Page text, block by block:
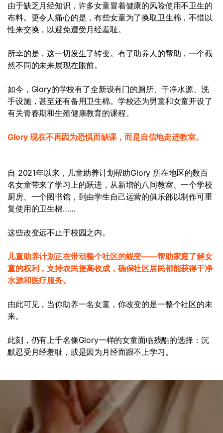
由于缺乏月经知识，许多女童冒着健康的风险使用不卫生的
布料。更令人痛心的是，有些女童为了换取卫生棉，不惜以
性来交换，以避免遭受月经羞耻。
所幸的是，这一切发生了转变。有了助养人的帮助，一个截
然不同的未来展现在眼前。
如今，Glory的学校有了全新设有门的厕所、干净水源、洗
手设施，甚至还有备用卫生棉。学校还为男童和女童开设了
有关青春期和生殖健康教育的课程。
Glory 现在不再因为恐惧而缺课，而是自信地走进教室。
自 2021年以来，儿童助养计划帮助Glory 所在地区的数百
名女童带来了学习上的跃进，从新增的八间教室、一个学校
厨房、一个图书馆，到由学生自己运营的俱乐部以制作可重
复使用的卫生棉……
这些改变远不止于校园之内。
儿童助养计划正在带动整个社区的蜕变——帮助家庭了解女
童的权利，支持农民提高收成，确保社区居民都能获得干净
水源和医疗服务。
由此可见，当你助养一名女童，你改变的是一整个社区的未
来。
此刻，仍有上千名像Glory一样的女童面临残酷的选择：沉
默忍受月经羞耻，或是因为月经而跟不上学习。